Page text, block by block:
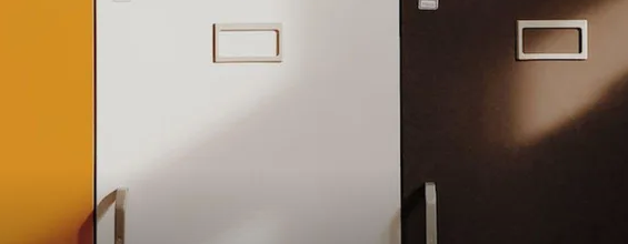
Open Huis en voorlichting
Technolab